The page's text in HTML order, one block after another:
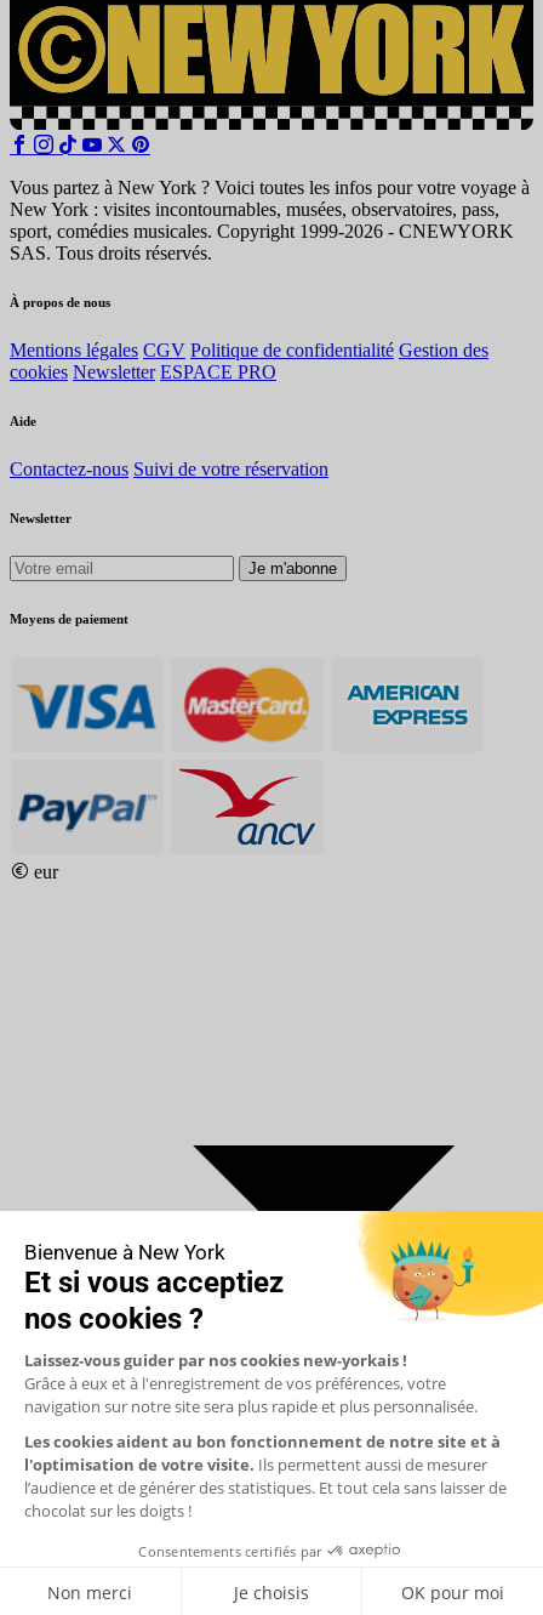
Vous partez à New York ? Voici toutes les infos pour votre voyage à
New York : visites incontournables, musées, observatoires, pass,
sport, comédies musicales. Copyright 1999-2026 - CNEWYORK
SAS. Tous droits réservés.
À propos de nous
Mentions légales CGV Politique de confidentialité Gestion des
cookies Newsletter ESPACE PRO
Aide
Contactez-nous Suivi de votre réservation
Newsletter
Je m'abonne
Moyens de paiement
eur
€ Euro
$ Dollar US
$ Dollar Canadien
₣ Franc Suisse
£ Livre sterling